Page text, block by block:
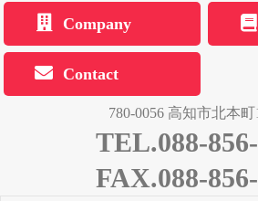
Company
Contact
780-0056 高知市北本町
TEL.088-
FAX.088-